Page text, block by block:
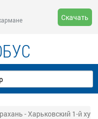
Скачать
- Харьковский 1-й